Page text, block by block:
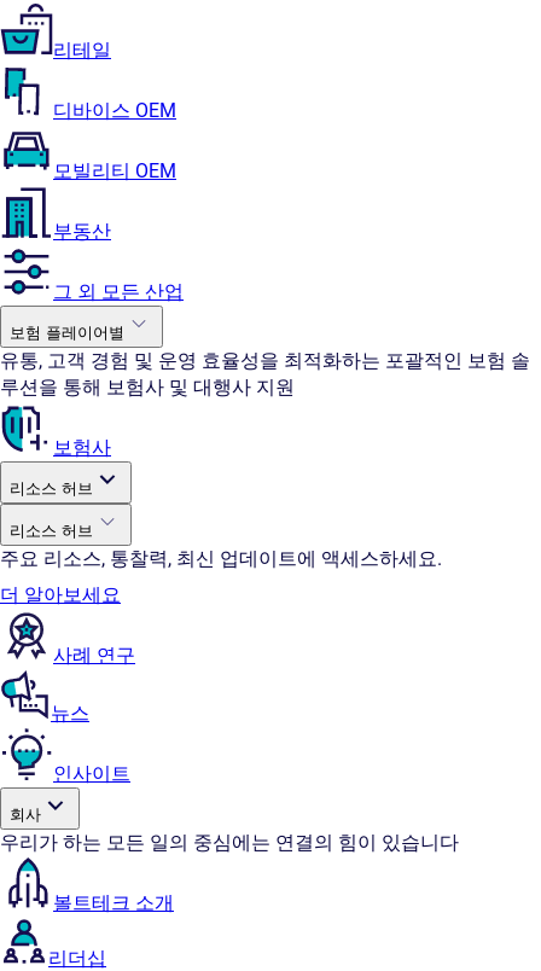
리테일
디바이스 OEM
모빌리티 OEM
부동산
그 외 모든 산업
보험 플레이어별
유통, 고객 경험 및 운영 효율성을 최적화하는 포괄적인 보험 솔
루션을 통해 보험사 및 대행사 지원
보험사
리소스 허브
리소스 허브
주요 리소스, 통찰력, 최신 업데이트에 액세스하세요.
더 알아보세요
사례 연구
뉴스
인사이트
회사
우리가 하는 모든 일의 중심에는 연결의 힘이 있습니다
볼트테크 소개
리더십